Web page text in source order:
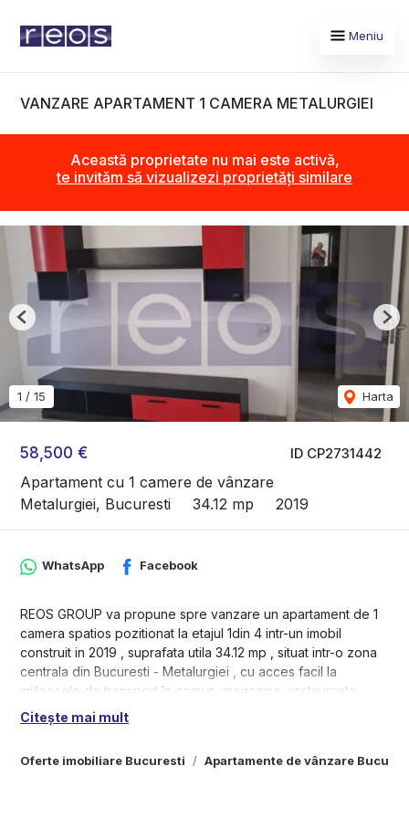
Meniu
VANZARE APARTAMENT 1 CAMERA METALURGIEI
Această proprietate nu mai este activă,
te invităm să vizualizezi proprietăți similare
ID CP2731442
58,500 €
Apartament cu 1 camere de vânzare
Metalurgiei, Bucuresti
34.12 mp 2019
1 / 15 Harta
Previous
Oferte imobiliare Bucuresti Apartamente de vânzare
WhatsApp Facebook
REOS GROUP va propune spre vanzare un apartament de 1
camera spatios pozitionat la etajul 1din 4 intr-un imobil
construit in 2019 , suprafata utila 34.12 mp , situat intr-o zona
centrala din Bucuresti - Metalurgiei , cu acces facil la
mijloacele de transport în comun, magazine, restaurante ,
scoli si gradinite
Citește mai mult